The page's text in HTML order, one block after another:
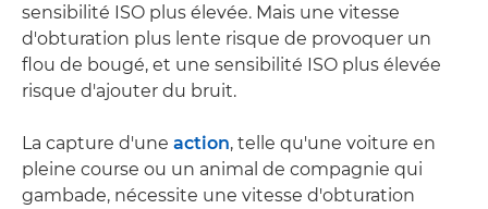
sensibilité ISO plus élevée. Mais une vitesse
d'obturation plus lente risque de provoquer un
flou de bougé, et une sensibilité ISO plus élevée
risque d'ajouter du bruit.
La capture d'une action, telle qu'une voiture en
pleine course ou un animal de compagnie qui
gambade, nécessite une vitesse d'obturation